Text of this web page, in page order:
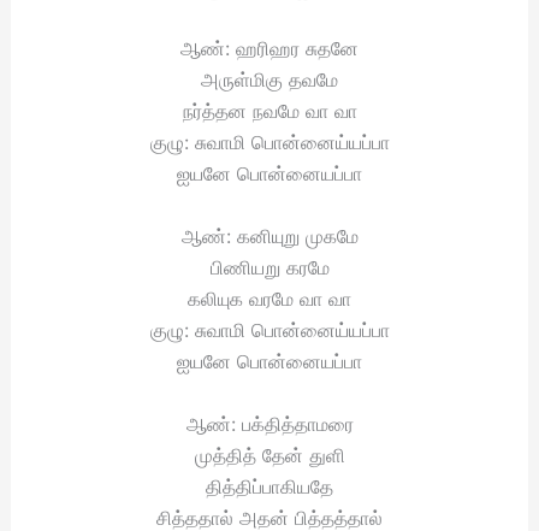
ஆண்: ஹரிஹர சுதனே
அருள்மிகு தவமே
நர்த்தன நவமே வா வா
குழு: சுவாமி பொன்னைய்யப்பா
ஐயனே பொன்னையப்பா
ஆண்: கனியுறு முகமே
பிணியறு கரமே
கலியுக வரமே வா வா
குழு: சுவாமி பொன்னைய்யப்பா
ஐயனே பொன்னையப்பா
ஆண்: பக்தித்தாமரை
முத்தித் தேன் துளி
தித்திப்பாகியதே
சித்ததால் அதன் பித்தத்தால்